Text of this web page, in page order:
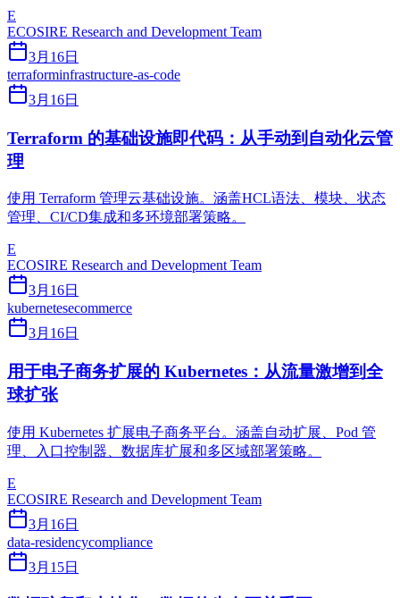
E
ECOSIRE Research and Development Team
3月16日
terraforminfrastructure-as-code
3月16日
Terraform 的基础设施即代码：从手动到自动化云管
理
使用 Terraform 管理云基础设施。涵盖HCL语法、模块、状态
管理、CI/CD集成和多环境部署策略。
E
ECOSIRE Research and Development Team
3月16日
kubernetesecommerce
3月16日
用于电子商务扩展的 Kubernetes：从流量激增到全
球扩张
使用 Kubernetes 扩展电子商务平台。涵盖自动扩展、Pod 管
理、入口控制器、数据库扩展和多区域部署策略。
E
ECOSIRE Research and Development Team
3月16日
data-residencycompliance
3月15日